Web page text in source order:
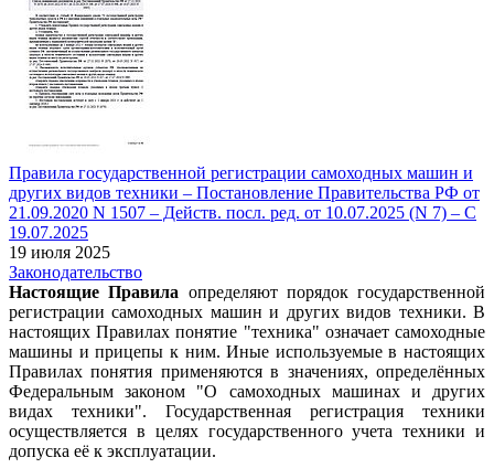
Правила государственной регистрации самоходных машин и
других видов техники – Постановление Правительства РФ от
21.09.2020 N 1507 – Действ. посл. ред. от 10.07.2025 (N 7) – С
19.07.2025
19 июля 2025
Законодательство
Настоящие Правила определяют порядок государственной
регистрации самоходных машин и других видов техники. В
настоящих Правилах понятие "техника" означает самоходные
машины и прицепы к ним. Иные используемые в настоящих
Правилах понятия применяются в значениях, определённых
Федеральным законом "О самоходных машинах и других
видах техники". Государственная регистрация техники
осуществляется в целях государственного учета техники и
допуска её к эксплуатации.